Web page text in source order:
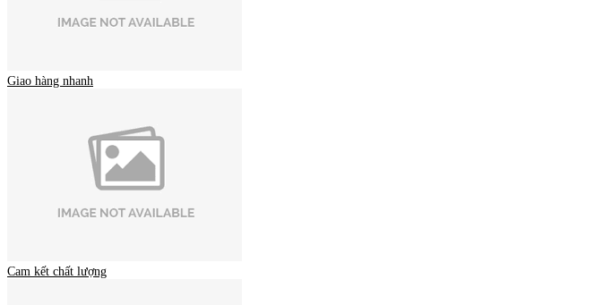
Giao hàng nhanh
Cam kết chất lượng